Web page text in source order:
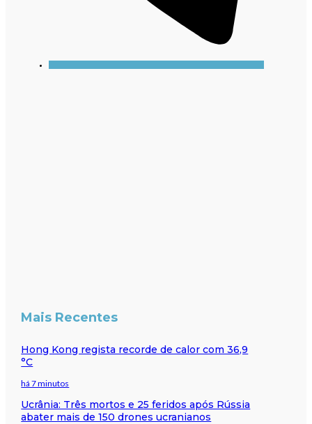
Mais Recentes
Hong Kong regista recorde de calor com 36,9
°C
há 7 minutos
Ucrânia: Três mortos e 25 feridos após Rússia
abater mais de 150 drones ucranianos